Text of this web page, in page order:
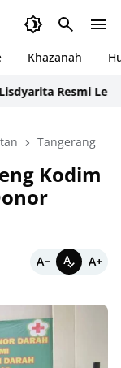
Khazanah
Resmi Lepas
Tangerang
Kodim